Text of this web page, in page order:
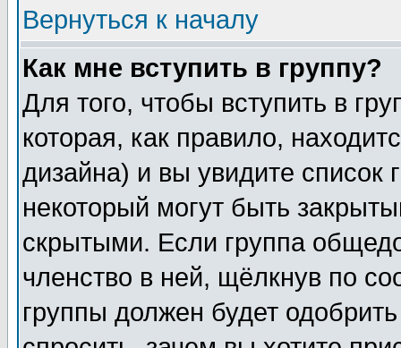
Вернуться к началу
Как мне вступить в группу?
Для того, чтобы вступить в
которая, как правило,
дизайна) и вы увидите список
некоторый могут быть
скрытыми. Если группа
членство в ней, щёлкнув по
группы должен будет